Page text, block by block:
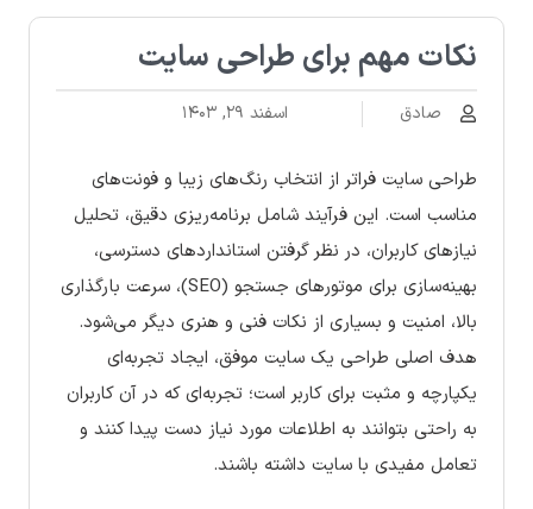
نکات مهم برای طراحی سایت
صادق اسفند ۲۹, ۱۴۰۳
طراحی سایت فراتر از انتخاب رنگ‌های زیبا و فونت‌های
مناسب است. این فرآیند شامل برنامه‌ریزی دقیق، تحلیل
نیازهای کاربران، در نظر گرفتن استانداردهای دسترسی،
بهینه‌سازی برای موتورهای جستجو (SEO)، سرعت بارگذاری
بالا، امنیت و بسیاری از نکات فنی و هنری دیگر می‌شود.
هدف اصلی طراحی یک سایت موفق، ایجاد تجربه‌ای
یکپارچه و مثبت برای کاربر است؛ تجربه‌ای که در آن کاربران
به راحتی بتوانند به اطلاعات مورد نیاز دست پیدا کنند و
تعامل مفیدی با سایت داشته باشند.